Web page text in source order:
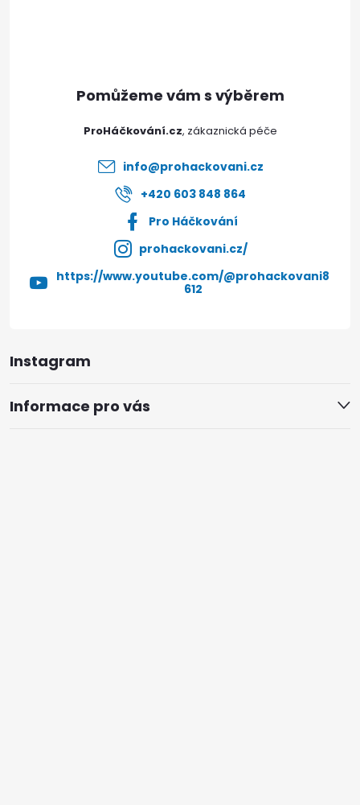
Instagram
Informace pro vás
ProHáčkování.cz
info@prohackovani.cz
+420 603 848 864
Pro Háčkování
prohackovani.cz/
https://www.youtube.com/@prohackovani8
612
Prodejna